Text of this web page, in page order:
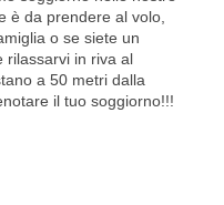
è da prendere al volo,
o se siete un
rilassarvi in riva al
a 50 metri dalla
il tuo soggiorno!!!